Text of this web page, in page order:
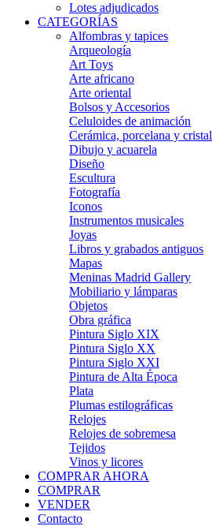
Lotes adjudicados
CATEGORÍAS
Alfombras y tapices
Arqueología
Art Toys
Arte africano
Arte oriental
Bolsos y Accesorios
Celuloides de animación
Cerámica, porcelana y cristal
Dibujo y acuarela
Diseño
Escultura
Fotografía
Iconos
Instrumentos musicales
Joyas
Libros y grabados antiguos
Mapas
Meninas Madrid Gallery
Mobiliario y lámparas
Objetos
Obra gráfica
Pintura Siglo XIX
Pintura Siglo XX
Pintura Siglo XXI
Pintura de Alta Época
Plata
Plumas estilográficas
Relojes
Relojes de sobremesa
Tejidos
Vinos y licores
COMPRAR AHORA
COMPRAR
VENDER
Contacto